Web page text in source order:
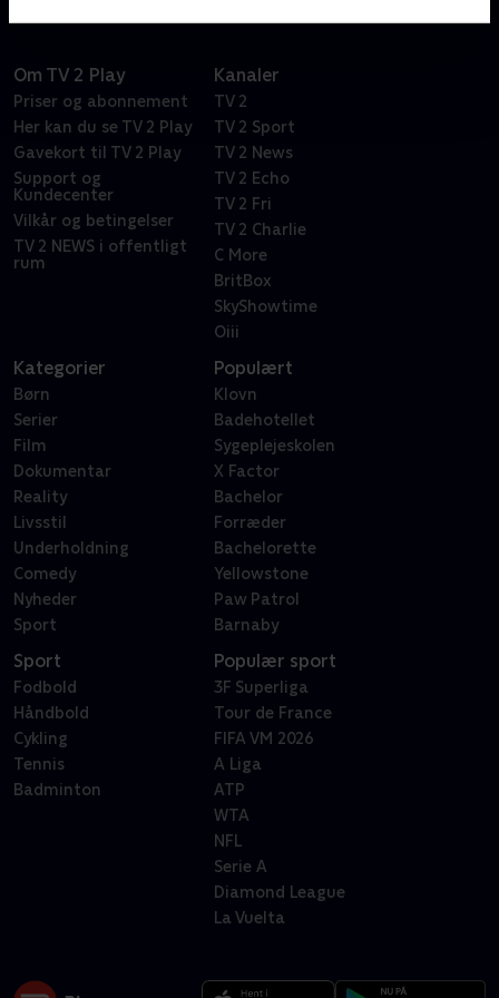
Om TV 2 Play
Priser og abonnement
Her kan du se TV 2 Play
Gavekort til TV 2 Play
Support og
Kundecenter
Vilkår og betingelser
TV 2 NEWS i offentligt
rum
Kanaler
TV 2
TV 2 Sport
TV 2 News
TV 2 Echo
TV 2 Fri
TV 2 Charlie
C More
BritBox
SkyShowtime
Oiii
Kategorier
Børn
Serier
Film
Dokumentar
Reality
Livsstil
Underholdning
Comedy
Nyheder
Sport
Populært
Klovn
Badehotellet
Sygeplejeskolen
X Factor
Bachelor
Forræder
Bachelorette
Yellowstone
Paw Patrol
Barnaby
Sport
Fodbold
Håndbold
Cykling
Tennis
Badminton
Populær sport
3F Superliga
Tour de France
FIFA VM 2026
A Liga
ATP
WTA
NFL
Serie A
Diamond League
La Vuelta